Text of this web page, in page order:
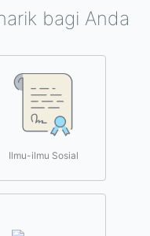
bagi Anda
Ilmu-ilmu Sosial